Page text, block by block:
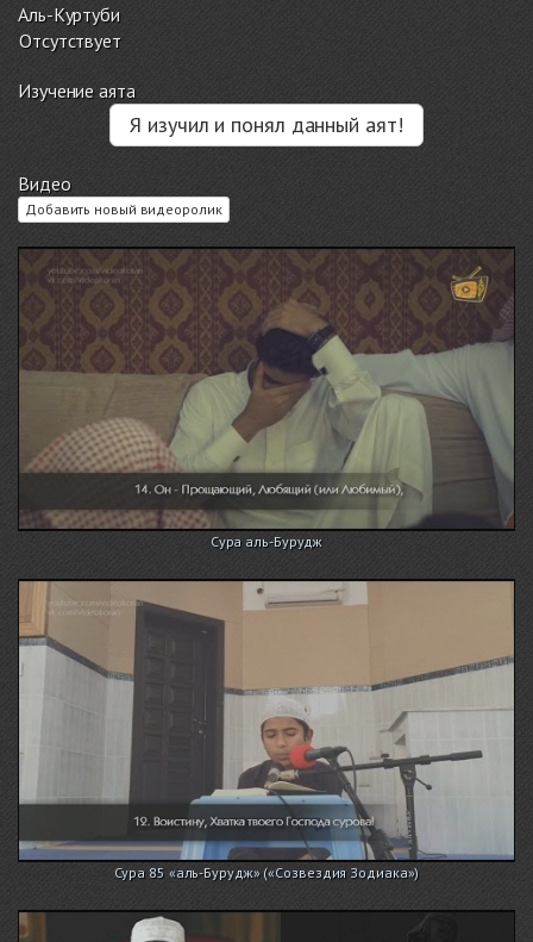
Аль-Куртуби
Отсутствует
Изучение аята
Я изучил и понял данный аят!
Видео
Добавить новый видеоролик
Сура аль-Бурудж
Сура 85 «аль-Бурудж» («Созвездия Зодиака»)